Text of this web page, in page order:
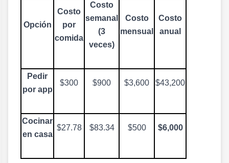
Opción
Costo
por
comida
Costo
semanal
(3
veces)
Costo
mensual
Costo
anual
Pedir
por app
$300 $900 $3,600 $43,200
Cocinar
en casa
$27.78 $83.34 $500 $6,000